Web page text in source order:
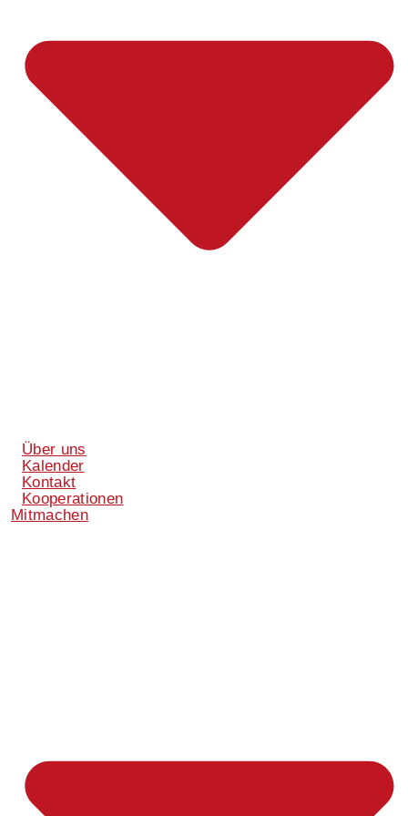
Über uns
Kalender
Kontakt
Kooperationen
Mitmachen